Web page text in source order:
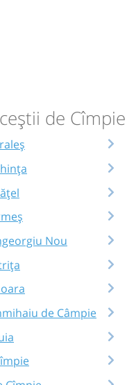
de Cîmpie
Nou
de Câmpie